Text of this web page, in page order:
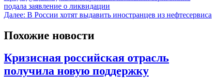
подала заявление о ликвидации
Далее: В России хотят выдавить иностранцев из нефтесервиса
Похожие новости
Кризисная российская отрасль
получила новую поддержку